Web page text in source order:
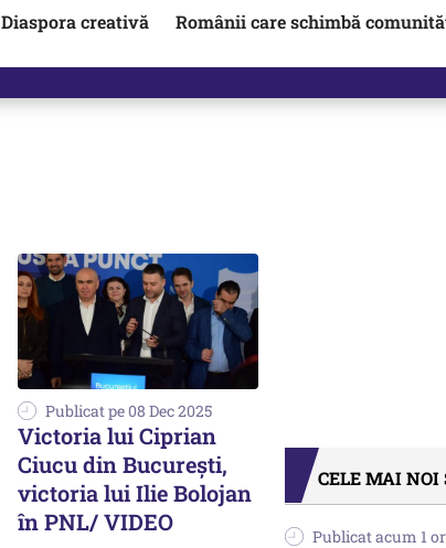
Diaspora creativă
Românii care schimbă
Publicat pe 08 Dec 2025
Victoria lui Ciprian
Ciucu din București,
victoria lui Ilie Bolojan
în PNL/ VIDEO
CELE MAI NOI
Publicat acum 1